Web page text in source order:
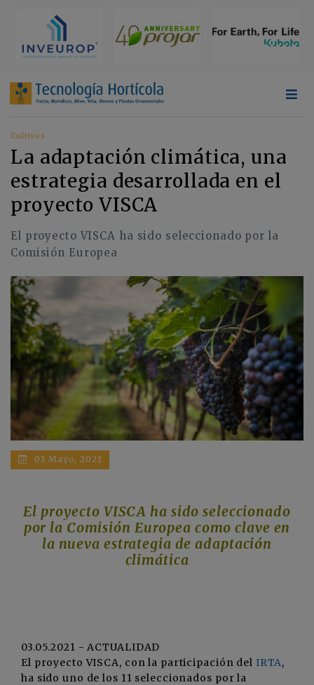
Cultivos
La adaptación climática, una
estrategia desarrollada en el
proyecto VISCA
El proyecto VISCA ha sido seleccionado por la
Comisión Europea
03 Mayo, 2021
El proyecto VISCA ha sido seleccionado
por la Comisión Europea como clave en
la nueva estrategia de adaptación
climática
03.05.2021 - ACTUALIDAD
El proyecto VISCA, con la participación del IRTA,
ha sido uno de los 11 seleccionados por la